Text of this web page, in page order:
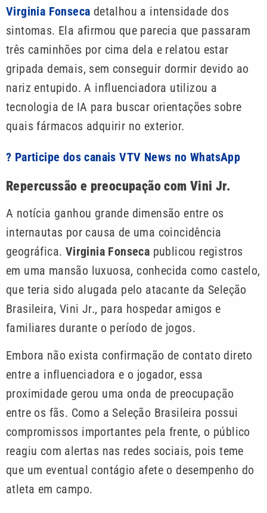
Virginia Fonseca detalhou a intensidade dos
sintomas. Ela afirmou que parecia que passaram
três caminhões por cima dela e relatou estar
gripada demais, sem conseguir dormir devido ao
nariz entupido. A influenciadora utilizou a
tecnologia de IA para buscar orientações sobre
quais fármacos adquirir no exterior.
? Participe dos canais VTV News no WhatsApp
Repercussão e preocupação com Vini Jr.
A notícia ganhou grande dimensão entre os
internautas por causa de uma coincidência
geográfica. Virginia Fonseca publicou registros
em uma mansão luxuosa, conhecida como castelo,
que teria sido alugada pelo atacante da Seleção
Brasileira, Vini Jr., para hospedar amigos e
familiares durante o período de jogos.
Embora não exista confirmação de contato direto
entre a influenciadora e o jogador, essa
proximidade gerou uma onda de preocupação
entre os fãs. Como a Seleção Brasileira possui
compromissos importantes pela frente, o público
reagiu com alertas nas redes sociais, pois teme
que um eventual contágio afete o desempenho do
atleta em campo.